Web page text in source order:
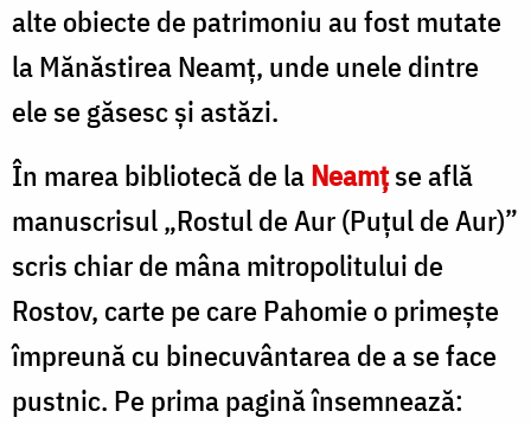
alte obiecte de patrimoniu au fost mutate
la Mănăstirea Neamţ, unde unele dintre
ele se găsesc şi astăzi.
În marea bibliotecă de laNeamțse află
manuscrisul „Rostul de Aur (Puțul de Aur)”
scris chiar de mâna mitropolitului de
Rostov, carte pe care Pahomie o primește
împreună cu binecuvântarea de a se face
pustnic. Pe prima pagină însemnează: